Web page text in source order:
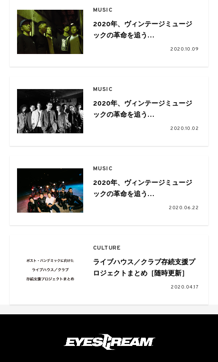
MUSIC
2020年、ヴィンテージミュージ
ックの革命を追う
2020.10.09
MUSIC
2020年、ヴィンテージミュージ
ックの革命を追う
Vol.10 Talk session with ALI2020.10.02
MUSIC
2020年、ヴィンテージミュージ
ックの革命を追う
Vol.07 Talk session with2020.06.22
CULTURE
ライブハウス／クラブ存続支援プ
ロジェクトまとめ［随時更新］
2020.04.17